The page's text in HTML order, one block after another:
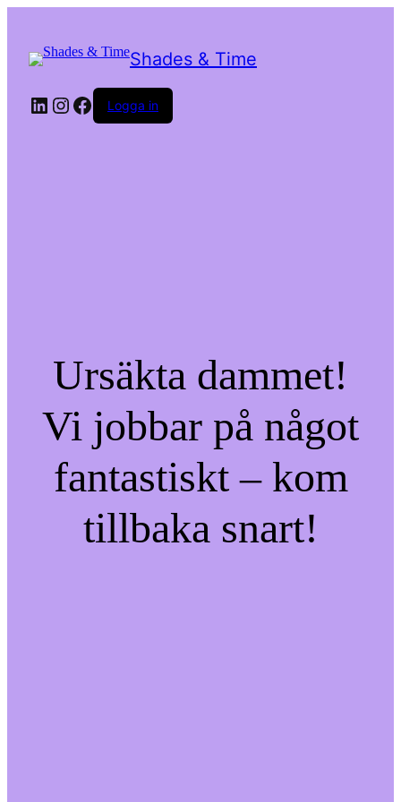
Shades & Time
LinkedIn
Instagram
Facebook
Logga in
Ursäkta dammet!
Vi jobbar på något
fantastiskt – kom
tillbaka snart!